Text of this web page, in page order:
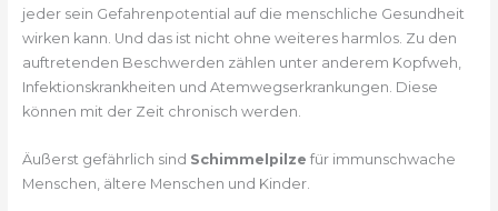
jeder sein Gefahrenpotential auf die menschliche Gesundheit
wirken kann. Und das ist nicht ohne weiteres harmlos. Zu den
auftretenden Beschwerden zählen unter anderem Kopfweh,
Infektionskrankheiten und Atemwegserkrankungen. Diese
können mit der Zeit chronisch werden.
Äußerst gefährlich sind Schimmelpilze für immunschwache
Menschen, ältere Menschen und Kinder.